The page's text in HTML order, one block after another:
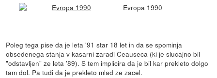
Evropa 1990
Poleg tega pise da je leta '91 star 18 let in da se spominja
obsedenega stanja v kasarni zaradi Ceauseca (ki je slucajno bil
"odstavljen" ze leta '89). S tem implicira da je bil kar prekleto dolgo
tam dol. Pa tudi da je prekleto mlad ze zacel.